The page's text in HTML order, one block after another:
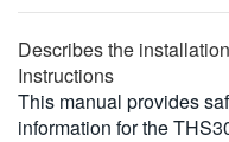
DEUTSCH
VIỆT NAM
Describes the
Instructions
This manual provides
information for the